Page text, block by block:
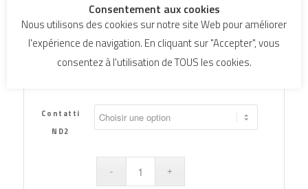
Snap-on auxiliary switch
blocks MD4
Contatti
ND2
Consentement aux cookies
Nous utilisons des cookies sur notre site Web pour améliorer
l'expérience de navigation. En cliquant sur "Accepter", vous
consentez à l'utilisation de TOUS les cookies.